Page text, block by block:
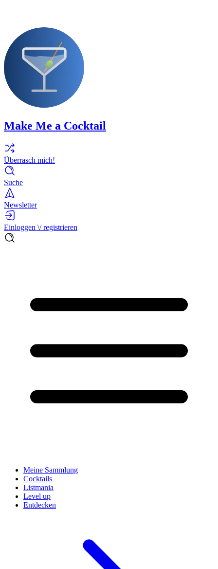
Make Me a Cocktail
Überrasch mich!
Suche
Newsletter
Einloggen \/ registrieren
Meine Sammlung
Cocktails
Listmania
Level up
Entdecken